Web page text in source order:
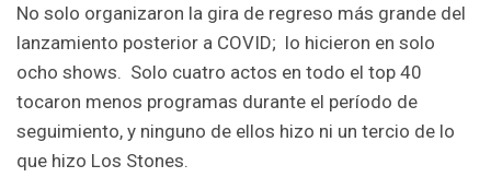
No solo organizaron la gira de regreso más grande del
lanzamiento posterior a COVID; lo hicieron en solo
ocho shows. Solo cuatro actos en todo el top 40
tocaron menos programas durante el período de
seguimiento, y ninguno de ellos hizo ni un tercio de lo
que hizo Los Stones.